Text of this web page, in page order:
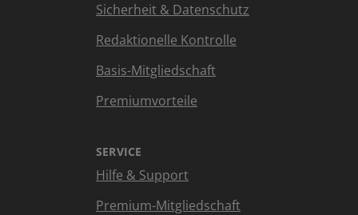
Sicherheit & Datenschutz
Redaktionelle Kontrolle
Basis-Mitgliedschaft
Premiumvorteile
SERVICE
Hilfe & Support
Premium-Mitgliedschaft